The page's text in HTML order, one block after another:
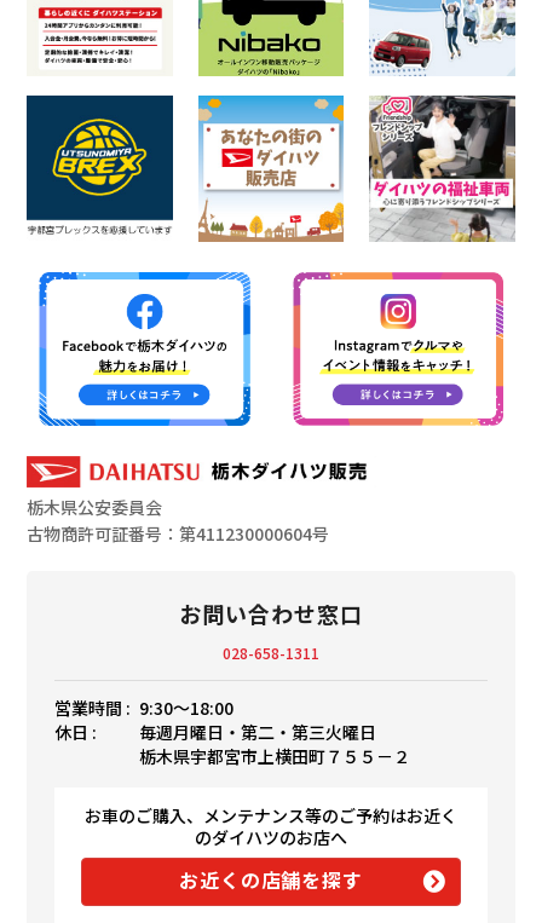
栃木県公安委員会
古物商許可証番号：第411230000604号
お問い合わせ窓口
028-658-1311
営業時間 : 9:30〜18:00
休日 :
毎週月曜日・第二・第三火曜日
栃木県宇都宮市上横田町７５５－２
お車のご購入、メンテナンス等のご予約はお近く
のダイハツのお店へ
お近くの店舗を探す